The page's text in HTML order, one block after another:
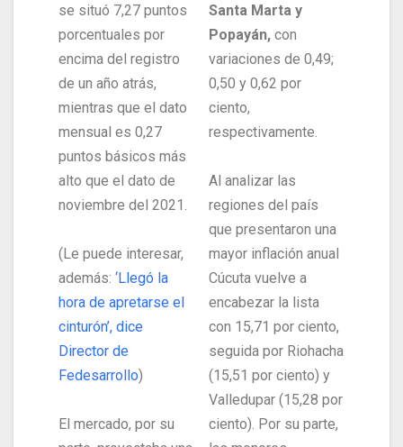
se situó 7,27 puntos
porcentuales por
encima del registro
de un año atrás,
mientras que el dato
mensual es 0,27
puntos básicos más
alto que el dato de
noviembre del 2021.
(Le puede interesar,
además: ‘Llegó la
hora de apretarse el
cinturón’, dice
Director de
Fedesarrollo)
El mercado, por su
Santa Marta y
Popayán, con
variaciones de 0,49;
0,50 y 0,62 por
ciento,
respectivamente.
Al analizar las
regiones del país
que presentaron una
mayor inflación anual
Cúcuta vuelve a
encabezar la lista
con 15,71 por ciento,
seguida por Riohacha
(15,51 por ciento) y
Valledupar (15,28 por
ciento). Por su parte,